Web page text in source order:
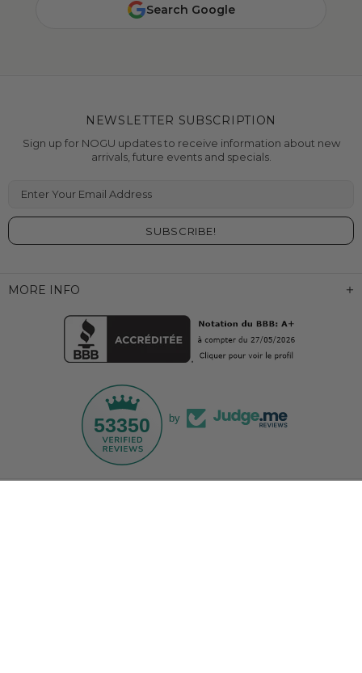
Search Google
MORE INFO
53350 by
NEWSLETTER SUBSCRIPTION
Sign up for NOGU updates to receive information about new
arrivals, future events and specials.